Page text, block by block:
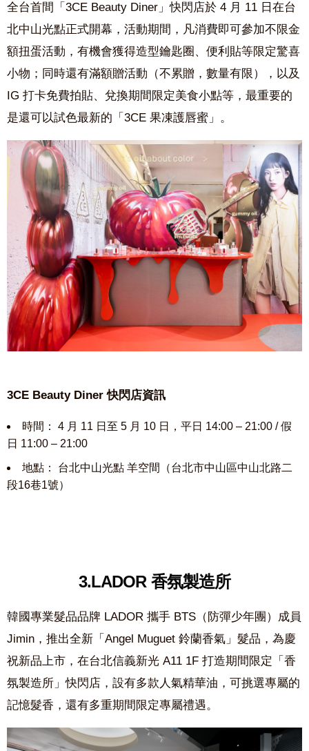
全台首間「3CE Beauty Diner」快閃店於 4 月 11 日在台
北中山光點正式開幕，活動期間，凡消費即可參加不限金
額扭蛋活動，有機會獲得造型鑰匙圈、便利貼等限定驚喜
小物；同時還有滿額贈活動（不累贈，數量有限），以及
IG 打卡免費拍貼、兌換期間限定美食小點等，最重要的
是還可以試色最新的「3CE 果凍護唇蜜」。
3CE Beauty Diner 快閃店資訊
時間： 4 月 11 日至 5 月 10 日，平日 14:00 – 21:00 / 假
日 11:00 – 21:00
地點： 台北中山光點 羊空間（台北市中山區中山北路二
段16巷1號）
3.LADOR 香氛製造所
韓國專業髮品品牌 LADOR 攜手 BTS（防彈少年團）成員
Jimin，推出全新「Angel Muguet 鈴蘭香氣」髮品，為慶
祝新品上市，在台北信義新光 A11 1F 打造期間限定「香
氛製造所」快閃店，設有多款人氣精華油，可挑選專屬的
記憶髮香，還有多重期間限定專屬禮遇。